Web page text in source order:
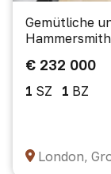
Gemütliche
€ 232 000
1 SZ 1 BZ
London,